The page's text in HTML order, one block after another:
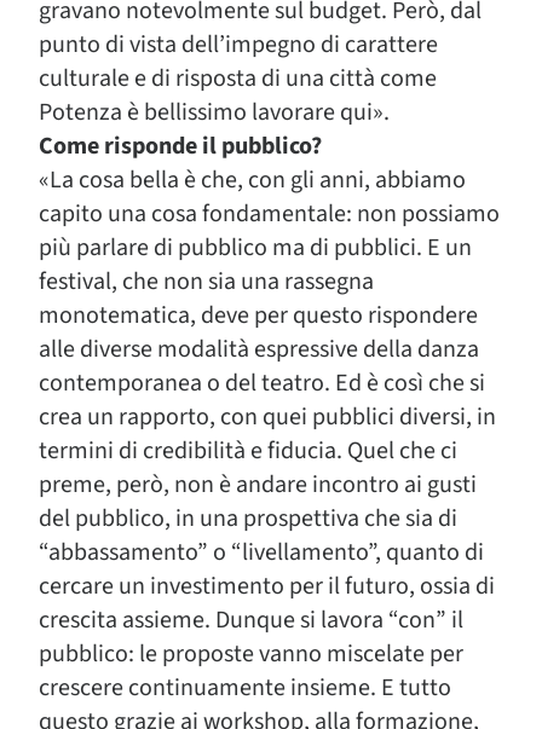
gravano notevolmente sul budget. Però, dal
punto di vista dell’impegno di carattere
culturale e di risposta di una città come
Potenza è bellissimo lavorare qui».
Come risponde il pubblico?
«La cosa bella è che, con gli anni, abbiamo
capito una cosa fondamentale: non possiamo
più parlare di pubblico ma di pubblici. E un
festival, che non sia una rassegna
monotematica, deve per questo rispondere
alle diverse modalità espressive della danza
contemporanea o del teatro. Ed è così che si
crea un rapporto, con quei pubblici diversi, in
termini di credibilità e fiducia. Quel che ci
preme, però, non è andare incontro ai gusti
del pubblico, in una prospettiva che sia di
“abbassamento” o “livellamento”, quanto di
cercare un investimento per il futuro, ossia di
crescita assieme. Dunque si lavora “con” il
pubblico: le proposte vanno miscelate per
crescere continuamente insieme. E tutto
questo grazie ai workshop, alla formazione,